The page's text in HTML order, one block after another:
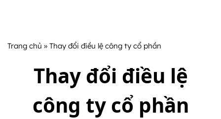
Trang chủ » Thay đổi điều lệ công ty cổ phần
Thay đổi điều lệ
công ty cổ phần